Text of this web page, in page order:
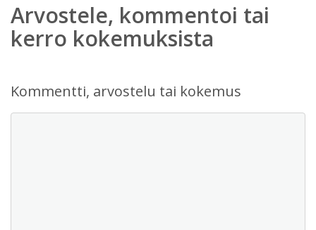
Arvostele, kommentoi tai
kerro kokemuksista
Kommentti, arvostelu tai kokemus